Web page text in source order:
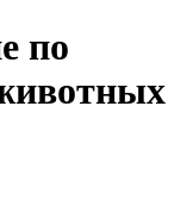
по